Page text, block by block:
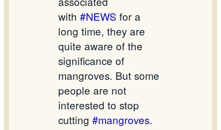
with #NEWS for a
long time, they are
quite aware of the
significance of
mangroves. But some
people are not
interested to stop
cutting #mangroves.